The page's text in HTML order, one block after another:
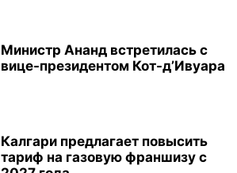
Министр Ананд встретилась с
вице-президентом Кот-д’Ивуара
Калгари предлагает повысить
тариф на газовую франшизу с